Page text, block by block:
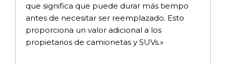
que significa que puede durar más tiempo
antes de necesitar ser reemplazado. Esto
proporciona un valor adicional a los
propietarios de camionetas y SUVs.»